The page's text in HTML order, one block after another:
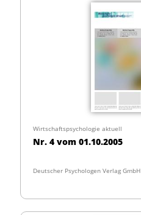
Wirtschaftspsychologie aktuell
Nr. 4 vom 01.10.2005
Deutscher Psychologen Verlag GmbH